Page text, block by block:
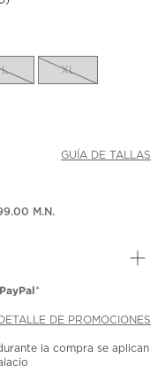
misma
L XL
GUÍA DE TALLAS
M.N.
PayPal*
DETALLE DE PROMOCIONES
la compra se aplican